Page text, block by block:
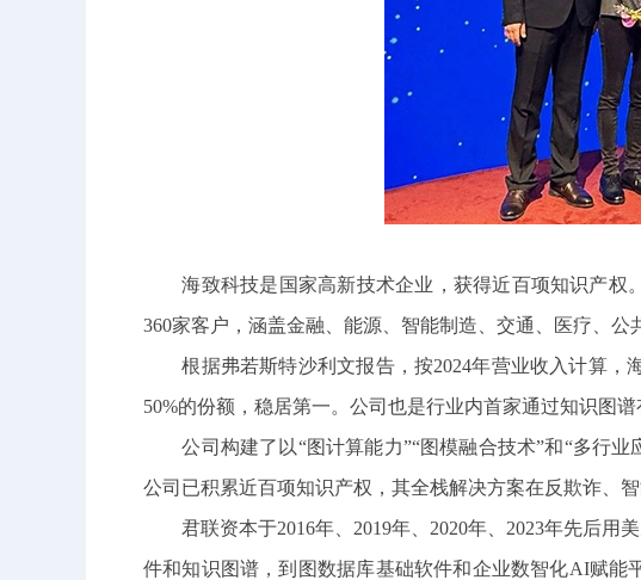
海致科技是国家高新技术企业，获得近百项知识产权
360家客户，涵盖金融、能源、智能制造、交通、医疗、公
根据弗若斯特沙利文报告，按2024年营业收入计算，
50%的份额，稳居第一。公司也是行业内首家通过知识图谱
公司构建了以“图计算能力”“图模融合技术”和“多行业
公司已积累近百项知识产权，其全栈解决方案在反欺诈、
君联资本于2016年、2019年、2020年、2023年先后用
件和知识图谱，到图数据库基础软件和企业数智化AI赋